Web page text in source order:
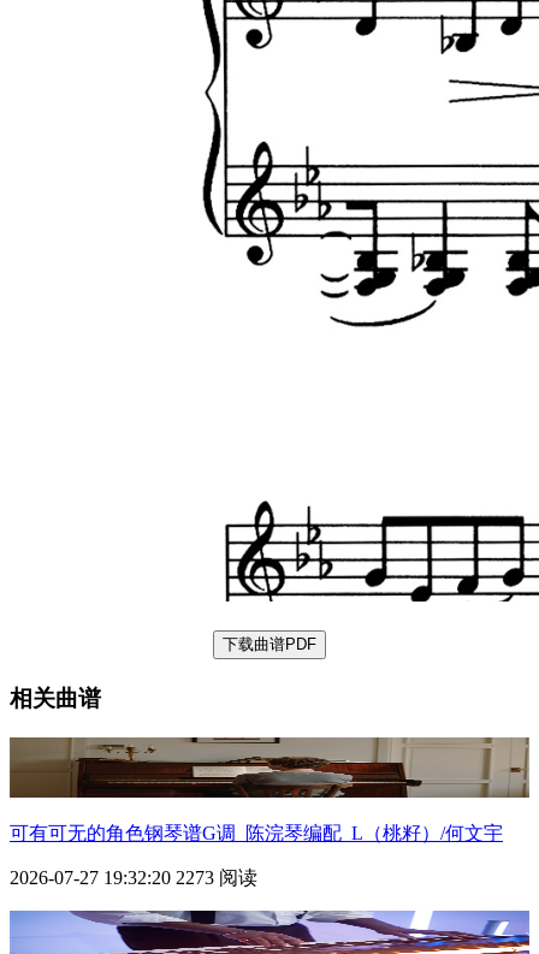
下载曲谱PDF
相关曲谱
可有可无的角色钢琴谱G调_陈浣琴编配_L（桃籽）/何文宇
2026-07-27 19:32:20 2273 阅读